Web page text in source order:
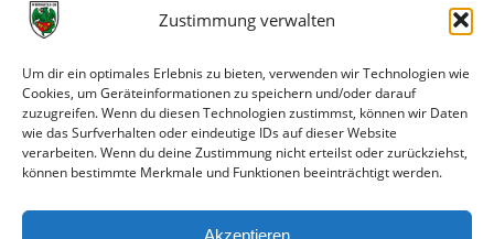
Zustimmung verwalten
Um dir ein optimales Erlebnis zu bieten, verwenden wir Technologien wie
Cookies, um Geräteinformationen zu speichern und/oder darauf
zuzugreifen. Wenn du diesen Technologien zustimmst, können wir Daten
wie das Surfverhalten oder eindeutige IDs auf dieser Website
verarbeiten. Wenn du deine Zustimmung nicht erteilst oder zurückziehst,
können bestimmte Merkmale und Funktionen beeinträchtigt werden.
Akzeptieren
31. Juli 2026
30. Juli 2026
Deine Spielminute: 89+1
28. Juli 2026
Neuer Rückensponsor
Neue Podcast-Folge: So tickt Björn!